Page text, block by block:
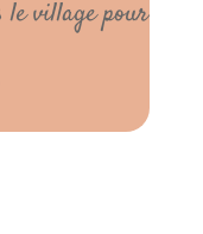
le village pour